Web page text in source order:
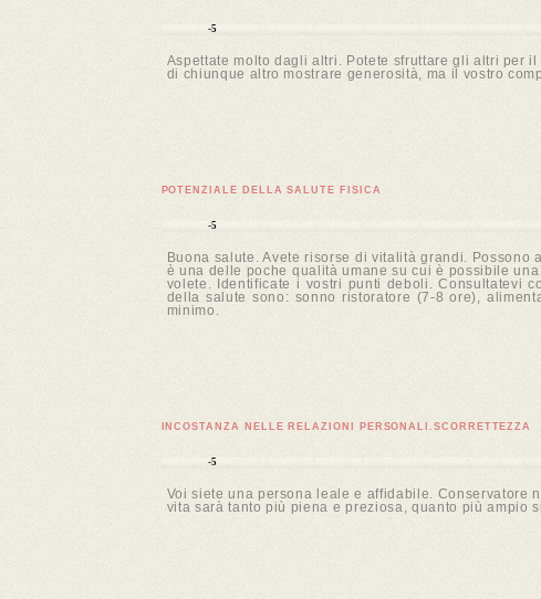
-5
Aspettate molto dagli altri. Potete sfruttare gli altri per
di chiunque altro mostrare generosità, ma il vostro
POTENZIALE DELLA SALUTE FISICA
-5
Buona salute. Avete risorse di vitalità grandi.
è una delle poche qualità umane su cui è possibile
volete. Identificate i vostri punti deboli. Consultatevi
della salute sono: sonno ristoratore (7-8 ore),
minimo.
INCOSTANZA NELLE RELAZIONI PERSONALI.SCORRETTEZZA
-5
Voi siete una persona leale e affidabile. Conservatore
vita sarà tanto più piena e preziosa, quanto più ampio